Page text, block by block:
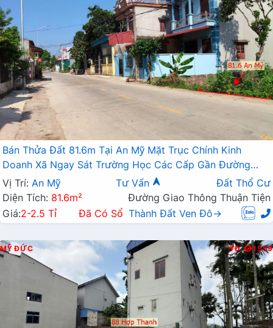
Bán Thửa Đất 81.6m Tại An Mỹ Mặt Trục Chính Kinh
Doanh Xã Ngay Sát Trường Học Các Cấp Gần Đường
TL419
Vị Trí: An Mỹ Tư Vấn
Đất Thổ Cư
Diện Tích: 81.6m²
Đường Giao Thông Thuận Tiện
Giá:2-2.5 Tỉ Đã Có Sổ Thành Đất Ven Đô→
MỸ ĐỨC Đ 1559